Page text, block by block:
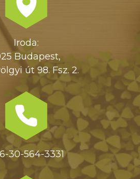
Iroda:
Budapest,
út 98. Fsz. 2.
30-564-3331